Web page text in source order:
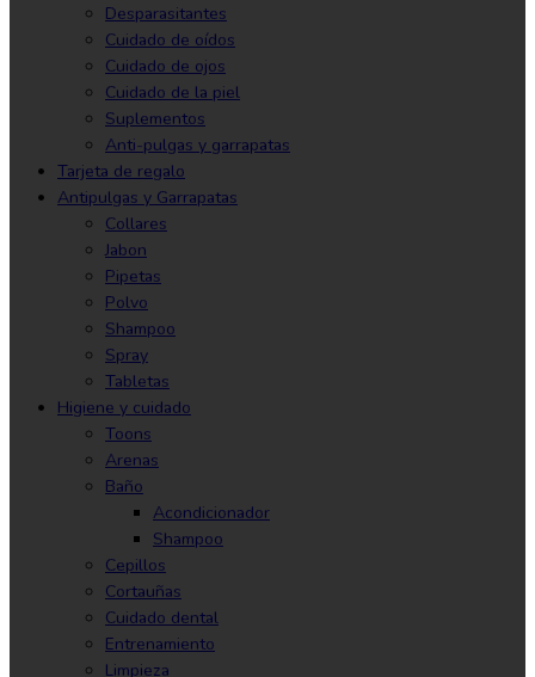
Desparasitantes
Cuidado de oídos
Cuidado de ojos
Cuidado de la piel
Suplementos
Anti-pulgas y garrapatas
Tarjeta de regalo
Antipulgas y Garrapatas
Collares
Jabon
Pipetas
Polvo
Shampoo
Spray
Tabletas
Higiene y cuidado
Toons
Arenas
Baño
Acondicionador
Shampoo
Cepillos
Cortauñas
Cuidado dental
Entrenamiento
Limpieza